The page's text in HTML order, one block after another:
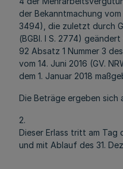
der Bekanntmachung vom
3494), die zuletzt durch
(BGBl. I S. 2774)
92 Absatz 1 Nummer 3
vom 14. Juni 2016 (GV.
dem 1. Januar 2018
Die Beträge ergeben sich
2.
Dieser Erlass tritt am
und mit Ablauf des 31.